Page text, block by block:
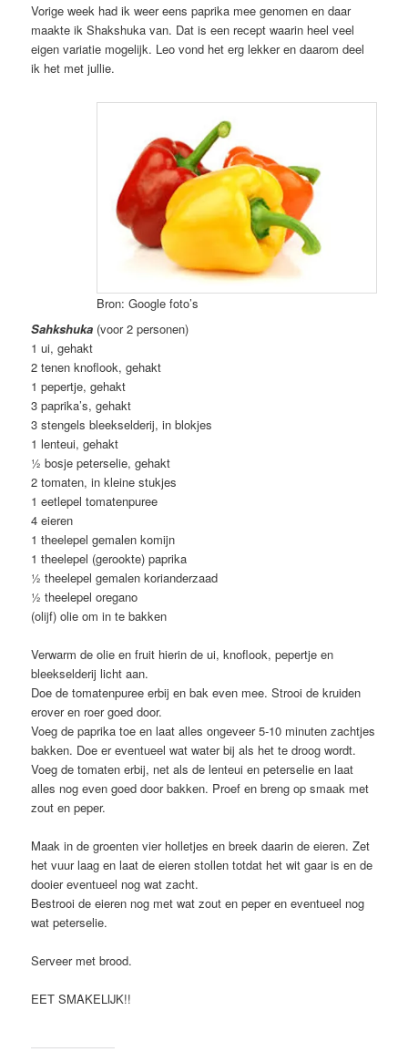
Vorige week had ik weer eens paprika mee genomen en daar
maakte ik Shakshuka van. Dat is een recept waarin heel veel
eigen variatie mogelijk. Leo vond het erg lekker en daarom deel
ik het met jullie.
Bron: Google foto’s
Sahkshuka (voor 2 personen)
1 ui, gehakt
2 tenen knoflook, gehakt
1 pepertje, gehakt
3 paprika’s, gehakt
3 stengels bleekselderij, in blokjes
1 lenteui, gehakt
½ bosje peterselie, gehakt
2 tomaten, in kleine stukjes
1 eetlepel tomatenpuree
4 eieren
1 theelepel gemalen komijn
1 theelepel (gerookte) paprika
½ theelepel gemalen korianderzaad
½ theelepel oregano
(olijf) olie om in te bakken
Verwarm de olie en fruit hierin de ui, knoflook, pepertje en
bleekselderij licht aan.
Doe de tomatenpuree erbij en bak even mee. Strooi de kruiden
erover en roer goed door.
Voeg de paprika toe en laat alles ongeveer 5-10 minuten zachtjes
bakken. Doe er eventueel wat water bij als het te droog wordt.
Voeg de tomaten erbij, net als de lenteui en peterselie en laat
alles nog even goed door bakken. Proef en breng op smaak met
zout en peper.
Maak in de groenten vier holletjes en breek daarin de eieren. Zet
het vuur laag en laat de eieren stollen totdat het wit gaar is en de
dooier eventueel nog wat zacht.
Bestrooi de eieren nog met wat zout en peper en eventueel nog
wat peterselie.
Serveer met brood.
EET SMAKELIJK!!